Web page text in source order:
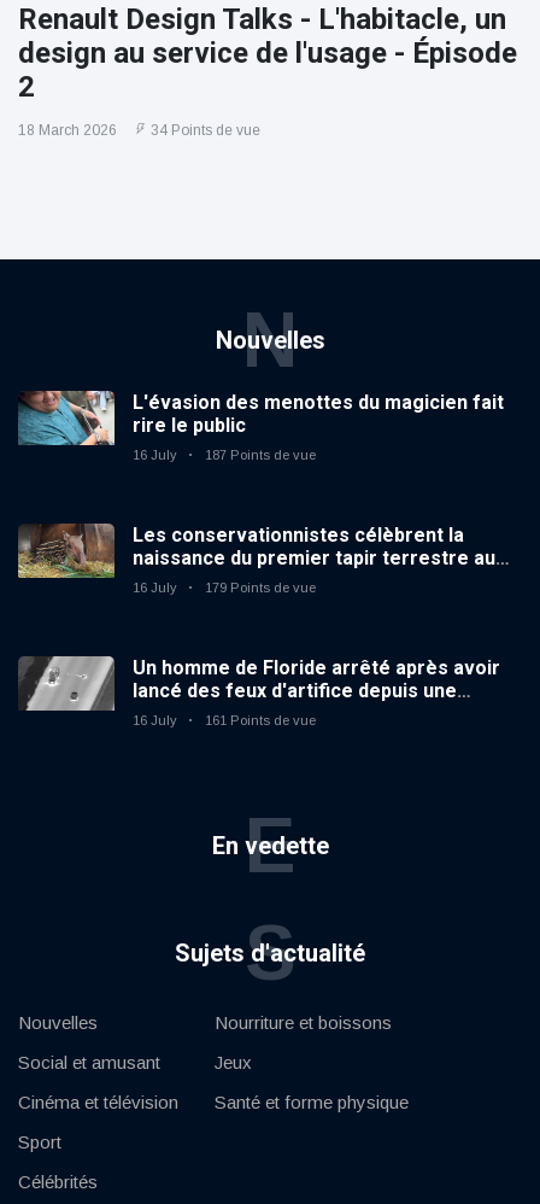
Renault Design Talks - L'habitacle, un
design au service de l'usage - Épisode
2
18 March 2026 34 Points de vue
Nouvelles
N
L'évasion des menottes du magicien fait
rire le public
16 July 187 Points de vue
Les conservationnistes célèbrent la
naissance du premier tapir terrestre au
zoo du Royaume-Uni depuis 14 ans
16 July 179 Points de vue
Un homme de Floride arrêté après avoir
lancé des feux d'artifice depuis une
voiture en mouvement
16 July 161 Points de vue
En vedette
E
Sujets d'actualité
S
Nouvelles
Social et amusant
Cinéma et télévision
Sport
Célébrités
Nourriture et boissons
Jeux
Santé et forme physique